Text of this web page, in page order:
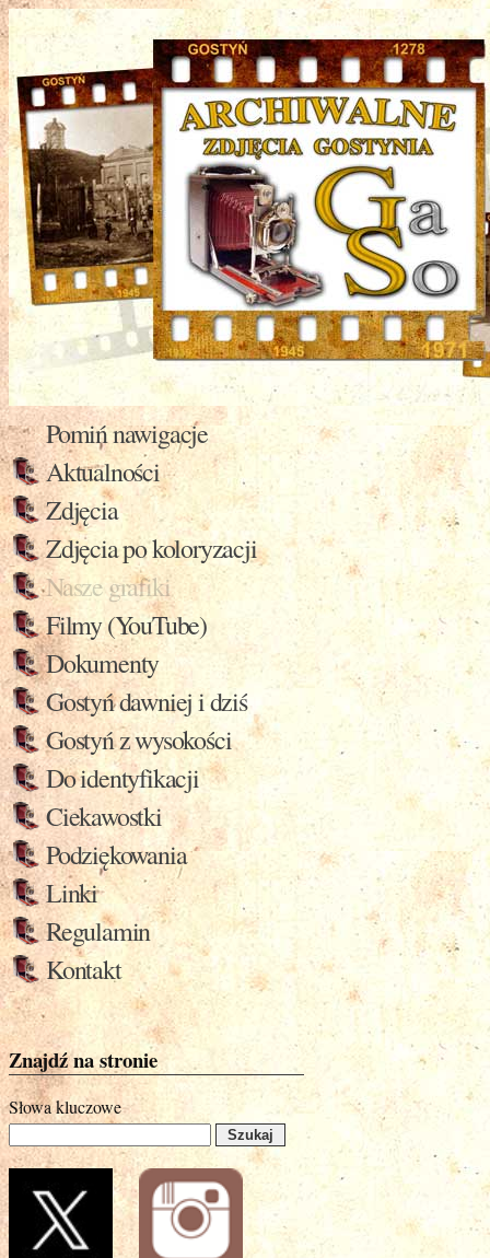
Pomiń nawigacje
Aktualności
Zdjęcia
Zdjęcia po koloryzacji
Nasze grafiki
Filmy (YouTube)
Dokumenty
Gostyń dawniej i dziś
Gostyń z wysokości
Do identyfikacji
Ciekawostki
Podziękowania
Linki
Regulamin
Kontakt
Znajdź na stronie
Słowa kluczowe